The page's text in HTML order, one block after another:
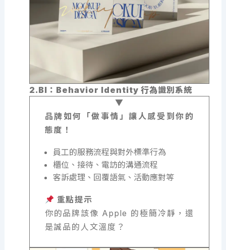
2.BI：Behavior Identity 行為識別系統
品牌如何「做事情」讓人感受到你的
態度！
員工的服務流程與對外標準行為
櫃位、接待、電訪的溝通流程
客訴處理、回覆語氣、活動應對等
重點提示
你的品牌該像 Apple 的極簡冷靜，還
是誠品的人文溫度？